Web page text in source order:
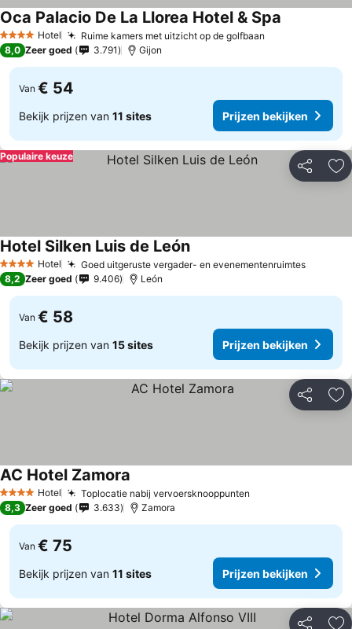
4 SterrenHotel Ruime kamers met uitzicht op de golfbaan
Oca Palacio De La Llorea Hotel & Spa
8,0 Zeer goed 3.791 Gijon
Van € 54
Bekijk prijzen van 11 sites Prijzen bekijken
Delen
Populaire keuze
4 SterrenHotel Goed uitgeruste vergader- en evenementenruimtes
Hotel Silken Luis de León
8,2 Zeer goed 9.406 León
Van € 58
Bekijk prijzen van 15 sites Prijzen bekijken
Delen
4 SterrenHotel Toplocatie nabij vervoersknooppunten
AC Hotel Zamora
8,3 Zeer goed 3.633 Zamora
Van € 75
Bekijk prijzen van 11 sites Prijzen bekijken